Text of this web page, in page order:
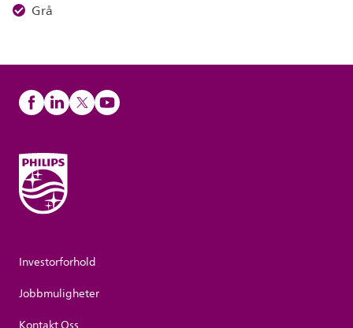
Grå
Investorforhold
Jobbmuligheter